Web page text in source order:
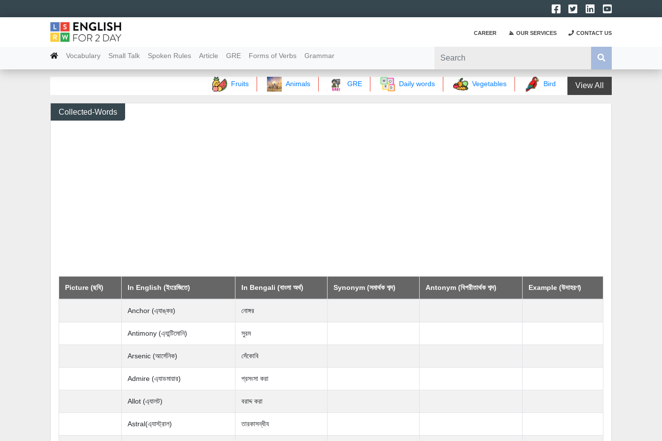
CAREER OUR SERVICES CONTACT US
Vocabulary Small Talk Spoken Rules Article GRE Forms of Verbs Grammar
Fruits Animals GRE Daily words Vegetables Birds words View All
Collected-Words
Picture (ছবি) In English (ইংরেজিতে) In Bengali (বাংলা অর্থ) Synonym (সমার্থক শব্দ) Antonym (বিপরীতার্থক শব্দ) Example (উদাহরণ)
Anchor (এ্যাঙ্কর) নোঙ্গর
Antimony (এ্যান্টিমোনি) সুরম
Arsenic (আর্সেনিক) সেঁকোবি
Admire (এ্যাডমায়ার) প্রসংসা করা
Allot (এ্যালট) বরাদ্দ করা
Astral(এ্যাস্ট্রাল) তারকাসন্ধীয